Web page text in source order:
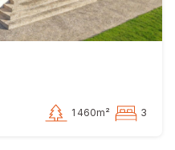
1 460m² 3